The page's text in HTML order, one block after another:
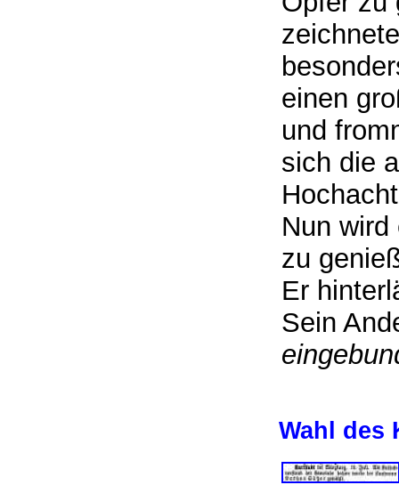
einen
und
sich die
Nun
zu
Er
Sein
Wahl